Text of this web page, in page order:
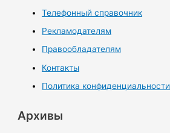
Телефонный справочник
Рекламодателям
Правообладателям
Контакты
Политика конфиденциальности
Архивы